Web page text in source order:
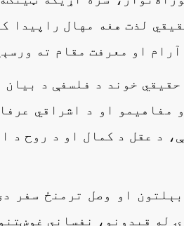
لذت هغه مهال راپیدا
او معرفت مقام ته
خوند د فلسفې د بیان
مفاهیمو او د اشراقي
د عقل د کمال او د روح د
او وصل ترمنځ سفر
له قیدونو، نفساني